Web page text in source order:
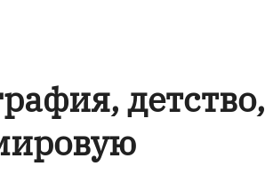
детство,